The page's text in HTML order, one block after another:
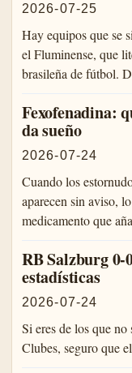
2026-07-25
Hay equipos que se
el Fluminense, que
brasileña de fútbol.
Fexofenadina:
da sueño
2026-07-24
Cuando los
aparecen sin aviso,
medicamento que
RB Salzburg
estadísticas
2026-07-24
Si eres de los que
Clubes, seguro que